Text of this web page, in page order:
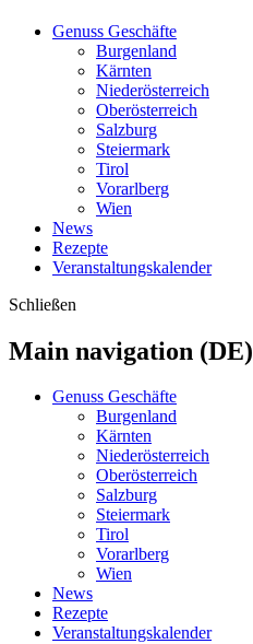
Genuss Geschäfte
Burgenland
Kärnten
Niederösterreich
Oberösterreich
Salzburg
Steiermark
Tirol
Vorarlberg
Wien
News
Rezepte
Veranstaltungskalender
Schließen
Main navigation (DE)
Genuss Geschäfte
Burgenland
Kärnten
Niederösterreich
Oberösterreich
Salzburg
Steiermark
Tirol
Vorarlberg
Wien
News
Rezepte
Veranstaltungskalender